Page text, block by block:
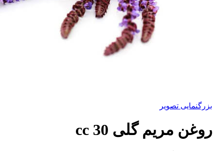
بزرگنمایی تصویر
روغن مریم گلی 30 cc